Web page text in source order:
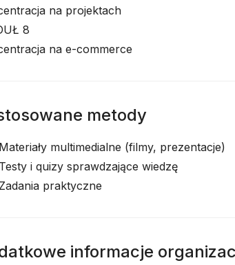
na projektach
8
na e-commerce
metody
Materiały multimedialne (filmy, prezentacje)
Testy i quizy sprawdzające wiedzę
Zadania praktyczne
informacje